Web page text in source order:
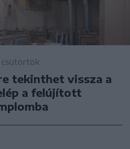
csütörtök
tekinthet vissza a
a felújított